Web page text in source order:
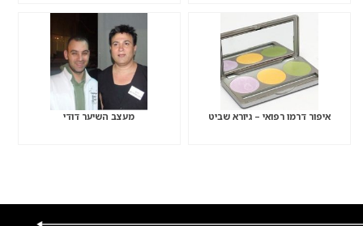
איפור דרמו רפואי – גיורא שביט מעצב השיער דודי